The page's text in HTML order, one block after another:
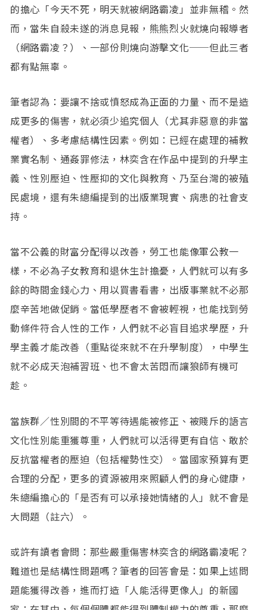
的擔心「今天不死，明天就被網路霸凌」並非無稽。然
而，當朱自殺未遂的消息見報，熊熊烈火就燒向報導者
（網路霸凌？）、一部份則燒向游擊文化──但此三者
都有點無辜。
筆者認為：要讓不捨或憤怒成為正面的力量、而不是造
成更多的傷害，就必須少追究個人（尤其非惡意的非當
權者）、多考慮結構性因素。例如：已經在處理的補教
業實名制、通姦罪修法，林奕含在作品中提到的升學主
義、性別壓迫、性壓抑的文化與教育、乃至台灣的被殖
民處境，還有朱總編提到的出版業現實、病患的社會支
持。
當不公義的財富分配得以改善，勞工也能像軍公教一
樣，不必為子女教育和退休生計擔憂，人們就可以有多
餘的時間金錢心力、用以買書看書，出版事業就不必那
麼辛苦地做促銷。當低學歷者不會被輕視，也能找到勞
動條件符合人性的工作，人們就不必盲目追求學歷，升
學主義才能改善（重點從來就不在升學制度），中學生
就不必成天泡補習班、也不會太苦悶而讓狼師有機可
趁。
當族群／性別間的不平等待遇能被修正、被賤斥的語言
文化性別能重獲尊重，人們就可以活得更有自信、敢於
反抗當權者的壓迫（包括權勢性交）。當國家預算有更
合理的分配，更多的資源被用來照顧人們的身心健康，
朱總編擔心的「是否有可以承接她情緒的人」就不會是
大問題（註六）。
或許有讀者會問：那些嚴重傷害林奕含的網路霸凌呢？
難道也是結構性問題嗎？筆者的回答會是：如果上述問
題能獲得改善，進而打造「人能活得更像人」的新國